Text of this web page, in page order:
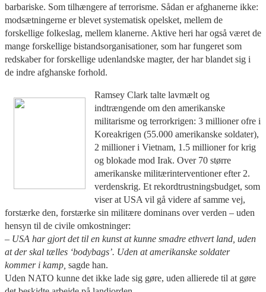
barbariske. Som tilhængere af terrorisme. Sådan er afghanerne ikke:
modsætningerne er blevet systematisk opelsket, mellem de
forskellige folkeslag, mellem klanerne. Aktive heri har også været de
mange forskellige bistandsorganisationer, som har fungeret som
redskaber for forskellige udenlandske magter, der har blandet sig i
de indre afghanske forhold.
Ramsey Clark talte lavmælt og
indtrængende om den amerikanske
militarisme og terrorkrigen: 3 millioner ofre i
Koreakrigen (55.000 amerikanske soldater),
2 millioner i Vietnam, 1.5 millioner for krig
og blokade mod Irak. Over 70 større
amerikanske militærinterventioner efter 2.
verdenskrig. Et rekordtrustningsbudget, som
viser at USA vil gå videre af samme vej,
forstærke den, forstærke sin militære dominans over verden – uden
hensyn til de civile omkostninger:
– USA har gjort det til en kunst at kunne smadre ethvert land, uden
at der skal tælles ‘bodybags’. Uden at amerikanske soldater
kommer i kamp, sagde han.
Uden NATO kunne det ikke lade sig gøre, uden allierede til at gøre